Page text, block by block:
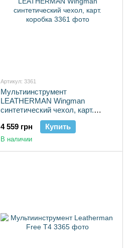
Артикул: 3361
Мультиинструмент
LEATHERMAN Wingman
синтетический чехол, карт.
4 559 грн
Купить
В наличии